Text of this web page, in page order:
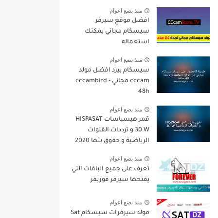
منذ بضع اعوام
افضل موقع سيرفر
سيسكام مجاني يمكنك
استعماله
منذ بضع اعوام
سيسكام بيرد افضل مولد
cccam مجاني - cccambird
48h
منذ بضع اعوام
قمر هيسباسات HISPASAT
30 W و ترددات القنوات
الرياضية و حقوق بثها 2020
منذ بضع اعوام
تعرف على جميع الباقات التي
يفتحها سيرفر فوريفر
منذ بضع اعوام
مولد سيرفرات سيسكام Sat